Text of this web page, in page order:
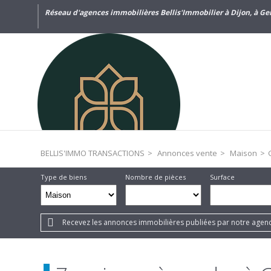
Réseau d'agences immobilières Bellis'Immobilier à Dijon, à
BELLIS'IMMO TRANSACTIONS > Annonces vente > Maison >
Type de biens Nombre de pièces Surface
Recevez les annonces immobilières publiées par notre